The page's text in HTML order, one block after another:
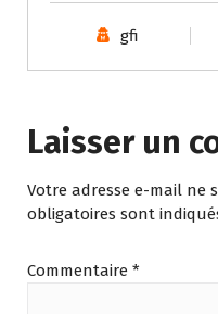
gfi
Laisser un
Votre adresse e-mail ne
obligatoires sont
Commentaire *